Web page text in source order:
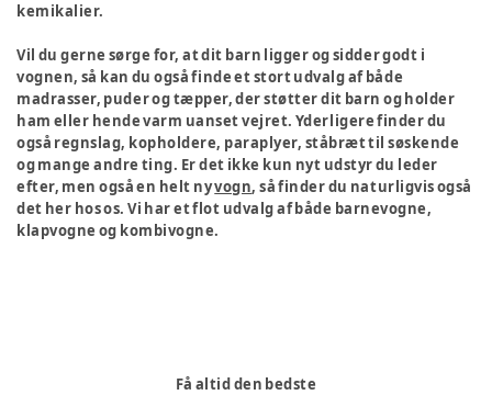
kemikalier.
Vil du gerne sørge for, at dit barn ligger og sidder godt i
vognen, så kan du også finde et stort udvalg af både
madrasser, puder og tæpper, der støtter dit barn og holder
ham eller hende varm uanset vejret. Yderligere finder du
også regnslag, kopholdere, paraplyer, ståbræt til søskende
og mange andre ting. Er det ikke kun nyt udstyr du leder
efter, men også en helt nyvogn, så finder du naturligvis også
det her hos os. Vi har et flot udvalg af både barnevogne,
klapvogne og kombivogne.
Få altid den bedste